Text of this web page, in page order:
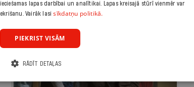
lapas darbībai un analītikai. Lapas kreisajā stūrī vienmēr var
Vairāk lasisīkdatņu politikā.
PIEKRIST VISĀM
RĀDĪT DETAĻAS